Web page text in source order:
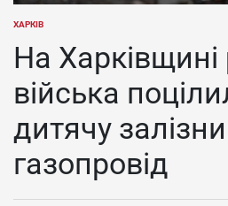
ОПУБЛІКУВАТИ
ХАРКІВ
На Харківщині
війська
дитячу
газопровід